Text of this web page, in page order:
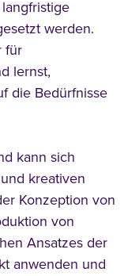
werden.
für
lernst,
die Bedürfnisse
kann sich
kreativen
Konzeption von
von
Ansatzes der
anwenden und